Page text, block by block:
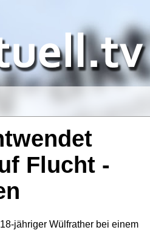
Flucht -
jähriger Wülfrather bei einem